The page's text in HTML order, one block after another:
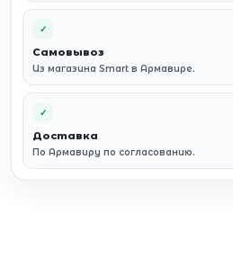
✓
Самовывоз
Из магазина Smart в Армавире.
✓
Доставка
По Армавиру по согласованию.